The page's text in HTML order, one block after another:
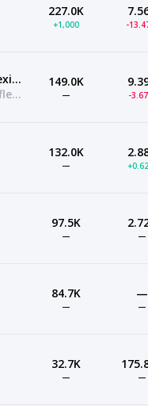
227.0K
+1,000 -
Colombia crazy reflexiones
@colombiancrazyreflexion
149.0K
— -
132.0K
—
97.5K
— —
84.7K
—
—
—
32.7K
— —